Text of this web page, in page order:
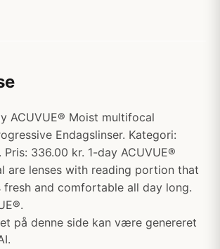
ACUVUE® Moist multifocal
Endagslinser. Kategori:
Pris: 336.00 kr. 1-day ACUVUE®
are lenses with reading portion that
fresh and comfortable all day long.
på denne side kan være genereret